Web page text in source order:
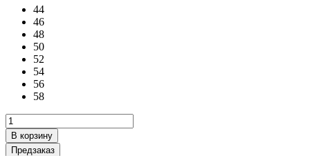
44
46
48
50
52
54
56
58
В корзину
Предзаказ